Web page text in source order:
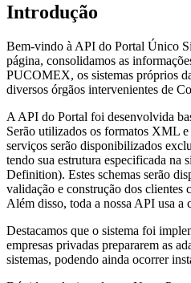
Introdução
Bem-vindo à API do Portal Único
página, consolidamos as
PUCOMEX, os sistemas próprios
diversos órgãos intervenientes de
A API do Portal foi desenvolvida
Serão utilizados os formatos XML
serviços serão disponibilizados
tendo sua estrutura especificada
Definition). Estes schemas serão
validação e construção dos clientes
Além disso, toda a nossa API usa
Destacamos que o sistema foi
empresas privadas prepararem as
sistemas, podendo ainda ocorrer